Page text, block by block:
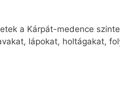
a Kárpát-medence
lápokat, holtágakat,